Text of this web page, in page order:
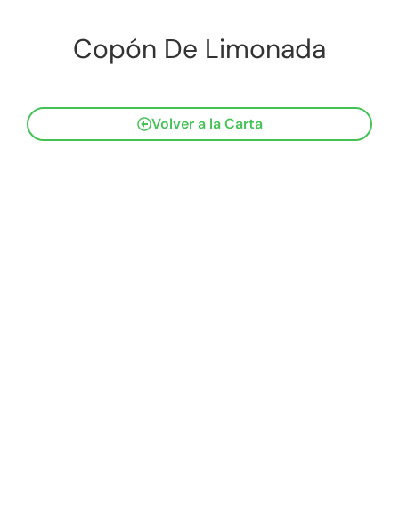
Copón De Limonada
Volver a la Carta